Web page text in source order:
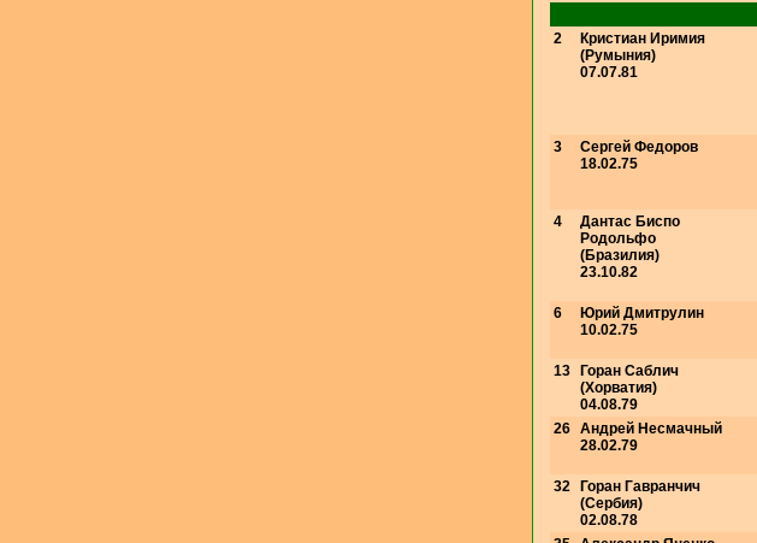
2
Кристиан Иримия
(Румыния)
07.07.81
3
Сергей Федоров
18.02.75
4
Дантас Биспо
Родольфо
(Бразилия)
23.10.82
6
Юрий Дмитрулин
10.02.75
13
Горан Саблич
(Хорватия)
04.08.79
26 Андрей Несмачный
28.02.79
32
Горан Гавранчич
(Сербия)
02.08.78